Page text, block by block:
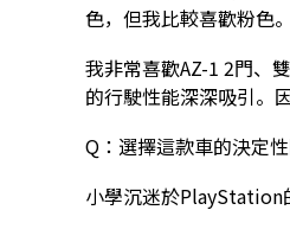
色，但我比較喜歡粉色
我非常喜歡AZ-1 2門、
的行駛性能深深吸引。
Q：選擇這款車的決定
小學沉迷於PlayStation